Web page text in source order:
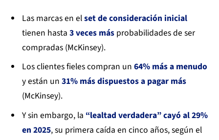
Las marcas en elset de consideración inicial
tienen hasta 3 veces másprobabilidades de ser
compradas (McKinsey).
Los clientes fieles compran un 64% más a menudo
y están un 31% más dispuestos a pagar más
(McKinsey).
Y sin embargo, la “lealtad verdadera” cayó al 29%
en 2025, su primera caída en cinco años, según el